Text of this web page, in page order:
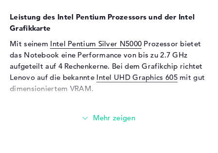
Mikrofon
vorhanden
Sensorauflösung
2 MP
Eingabegeräte
Eingabegeräte
Leistung des Intel Pentium Prozessors und der Intel
Grafikkarte
Mit seinem Intel Pentium Silver N5000 Prozessor bietet
das Notebook eine Performance von bis zu 2.7 GHz
aufgeteilt auf 4 Rechenkerne. Bei dem Grafikchip richtet
Lenovo auf die bekannte Intel UHD Graphics 605mit gut
dimensioniertem VRAM.
LTE Grau 81H300BBGE?